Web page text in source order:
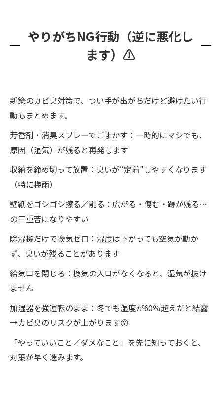
やりがちNG行動（逆に悪化し
ます）⚠️
新築のカビ臭対策で、つい手が出がちだけど避けたい行
動もまとめます。
芳香剤・消臭スプレーでごまかす：一時的にマシでも、
原因（湿気）が残ると再発します
収納を締め切って放置：臭いが“定着”しやすくなります
（特に梅雨）
壁紙をゴシゴシ擦る／削る：広がる・傷む・跡が残る…
の三重苦になりやすい
除湿機だけで換気ゼロ：湿度は下がっても空気が動か
ず、臭いが残ることがあります
給気口を閉じる：換気の入口がなくなると、湿気が抜け
ません
加湿器を強運転のまま：冬でも湿度が60％超えだと結露
→カビ臭のリスクが上がります😵
「やっていいこと／ダメなこと」を先に知っておくと、
対策が早く進みます。